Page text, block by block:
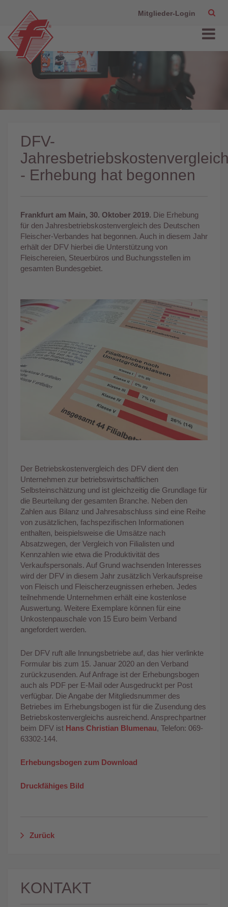
Mitglieder-Login
DFV-
- Erhebung hat begonnen
Frankfurt am Main, 30. Oktober 2019. Die Erhebung
für den Jahresbetriebskostenvergleich des Deutschen
Fleischer-Verbandes hat begonnen. Auch in diesem Jahr
erhält der DFV hierbei die Unterstützung von
Fleischereien, Steuerbüros und Buchungsstellen im
gesamten Bundesgebiet.
Der Betriebskostenvergleich des DFV dient den
Unternehmen zur betriebswirtschaftlichen
Selbsteinschätzung und ist gleichzeitig die Grundlage für
die Beurteilung der gesamten Branche. Neben den
Zahlen aus Bilanz und Jahresabschluss sind eine Reihe
von zusätzlichen, fachspezifischen Informationen
enthalten, beispielsweise die Umsätze nach
Absatzwegen, der Vergleich von Filialisten und
Kennzahlen wie etwa die Produktivität des
Verkaufspersonals. Auf Grund wachsenden Interesses
wird der DFV in diesem Jahr zusätzlich Verkaufspreise
von Fleisch und Fleischerzeugnissen erheben. Jedes
teilnehmende Unternehmen erhält eine kostenlose
Auswertung. Weitere Exemplare können für eine
Unkostenpauschale von 15 Euro beim Verband
angefordert werden.
Der DFV ruft alle Innungsbetriebe auf, das hier verlinkte
Formular bis zum 15. Januar 2020 an den Verband
zurückzusenden. Auf Anfrage ist der Erhebungsbogen
auch als PDF per E-Mail oder Ausgedruckt per Post
verfügbar. Die Angabe der Mitgliedsnummer des
Betriebes im Erhebungsbogen ist für die Zusendung des
Betriebskostenvergleichs ausreichend. Ansprechpartner
beim DFV ist Hans Christian Blumenau, Telefon: 069-
63302-144.
Erhebungsbogen zum Download
Druckfähiges Bild
Zurück
KONTAKT